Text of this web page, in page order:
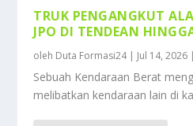
TRUK PENGANGKUT
JPO DI TENDEAN
oleh Duta Formasi24| Jul 14, 2026 |
Sebuah Kendaraan Berat
melibatkan kendaraan lain di